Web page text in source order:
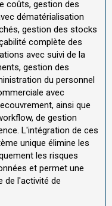
coûts, gestion des
dématérialisation
gestion des stocks
complète des
avec suivi de la
gestion des
du personnel
avec
ainsi que
de gestion
L'intégration de ces
unique élimine les
les risques
et permet une
de l'activité de